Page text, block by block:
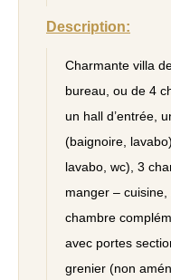
Description:
Charmante villa
bureau, ou de 4
un hall d’entrée,
(baignoire,
lavabo, wc), 3
manger –
chambre
avec portes
grenier (non